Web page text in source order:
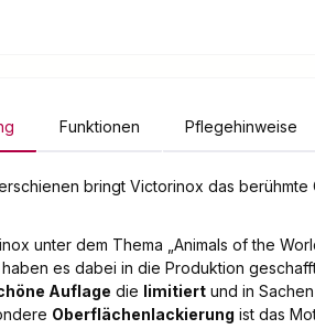
Funktionen Pflegehinweise
bringt Victorinox das
unter dem Thema „Animals of the
haben es dabei in die Produktion
Auflage die limitiert und in
Oberflächenlackierung ist das